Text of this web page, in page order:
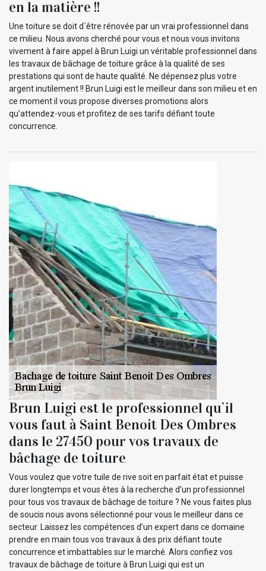
en la matière !!
Une toiture se doit d`être rénovée par un vrai professionnel dans
ce milieu. Nous avons cherché pour vous et nous vous invitons
vivement à faire appel à Brun Luigi un véritable professionnel dans
les travaux de bâchage de toiture grâce à la qualité de ses
prestations qui sont de haute qualité. Ne dépensez plus votre
argent inutilement !! Brun Luigi est le meilleur dans son milieu et en
ce moment il vous propose diverses promotions alors
qu’attendez-vous et profitez de ses tarifs défiant toute
concurrence.
Brun Luigi est le professionnel qu`il
vous faut à Saint Benoit Des Ombres
dans le 27450 pour vos travaux de
bâchage de toiture
Vous voulez que votre tuile de rive soit en parfait état et puisse
durer longtemps et vous êtes à la recherche d’un professionnel
pour tous vos travaux de bâchage de toiture ? Ne vous faites plus
de soucis nous avons sélectionné pour vous le meilleur dans ce
secteur. Laissez les compétences d’un expert dans ce domaine
prendre en main tous vos travaux à des prix défiant toute
concurrence et imbattables sur le marché. Alors confiez vos
travaux de bâchage de toiture à Brun Luigi qui est un